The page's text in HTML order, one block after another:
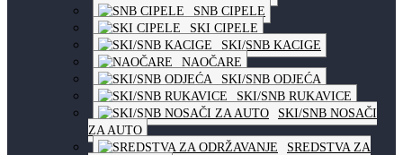
SNB CIPELE
SKI CIPELE
SKI/SNB KACIGE
NAOČARE
SKI/SNB ODJEĆA
SKI/SNB RUKAVICE
SKI/SNB NOSAČI
ZA AUTO
SREDSTVA ZA